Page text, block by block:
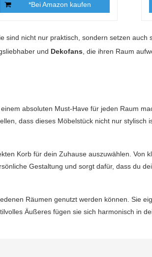
*Bei Amazon kaufen
sind nicht nur praktisch, sondern setzen auch
und Dekofans , die ihren Raum
absoluten Must-Have für jeden Raum
dass dieses Möbelstück nicht nur stylisch
Korb für dein Zuhause auszuwählen. Von
Gestaltung und sorgt dafür, dass du
Räumen genutzt werden können. Sie
Äußeres fügen sie sich harmonisch in